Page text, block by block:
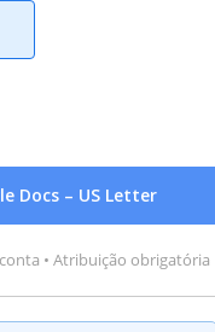
Docs – US Letter
• Atribuição obrigatória